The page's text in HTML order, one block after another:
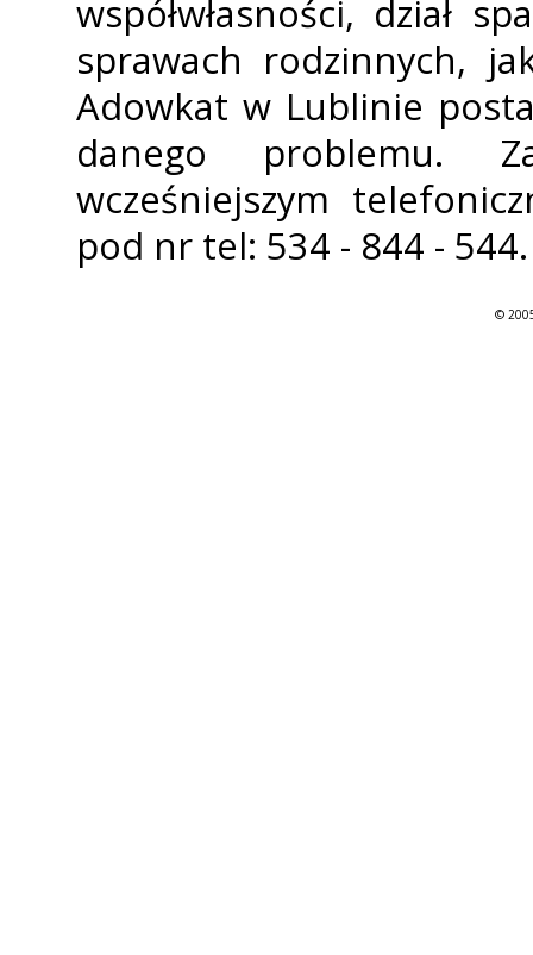
współwłasności, dział
sprawach rodzinnych,
Adowkat w Lublinie
danego problemu.
wcześniejszym
pod nr tel: 534 - 844 - 544.
©